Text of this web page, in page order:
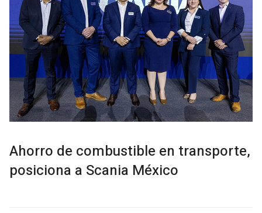
Ahorro de combustible en transporte,
posiciona a Scania México